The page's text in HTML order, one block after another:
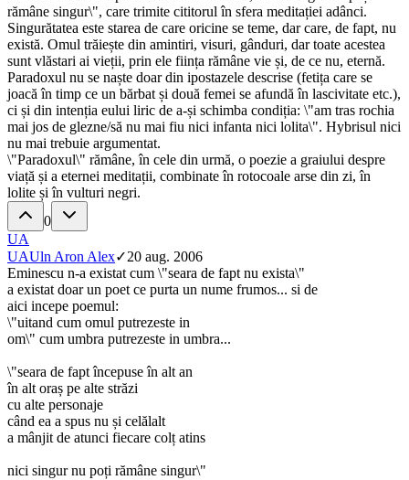
rămâne singur\", care trimite cititorul în sfera meditației adânci.
Singurătatea este starea de care oricine se teme, dar care, de fapt, nu
există. Omul trăiește din amintiri, visuri, gânduri, dar toate acestea
sunt vlăstari ai vieții, prin ele ființa rămâne vie și, de ce nu, eternă.
Paradoxul nu se naște doar din ipostazele descrise (fetița care se
joacă în timp ce un bărbat și două femei se afundă în lascivitate etc.),
ci și din intenția eului liric de a-și schimba condiția: \"am tras rochia
mai jos de glezne/să nu mai fiu nici infanta nici lolita\". Hybrisul nici
nu mai trebuie argumentat.
\"Paradoxul\" rămâne, în cele din urmă, o poezie a graiului despre
viață și a eternei meditații, combinate în rotocoale arse din zi, în
lolite și în vulturi negri.
0
UA
UAUln Aron Alex✓20 aug. 2006
Eminescu n-a existat cum \"seara de fapt nu exista\"
a existat doar un poet ce purta un nume frumos... si de
aici incepe poemul:
\"uitand cum omul putrezeste in
om\" cum umbra putrezeste in umbra...
\"seara de fapt începuse în alt an
în alt oraș pe alte străzi
cu alte personaje
când ea a spus nu și celălalt
a mânjit de atunci fiecare colț atins
nici singur nu poți rămâne singur\"